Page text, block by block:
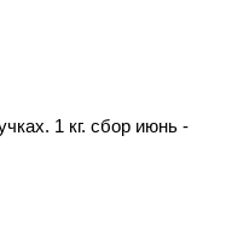
1 кг. сбор июнь -